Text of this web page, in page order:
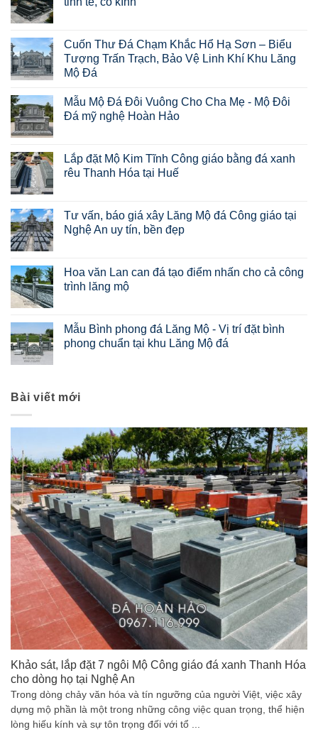
Cuốn Thư Đá Chạm Khắc Hổ Hạ Sơn – Biểu
Tượng Trấn Trạch, Bảo Vệ Linh Khí Khu Lăng
Mộ Đá
Mẫu Mộ Đá Đôi Vuông Cho Cha Mẹ - Mộ Đôi
Đá mỹ nghệ Hoàn Hảo
Lắp đặt Mộ Kim Tĩnh Công giáo bằng đá xanh
rêu Thanh Hóa tại Huế
Tư vấn, báo giá xây Lăng Mộ đá Công giáo tại
Nghệ An uy tín, bền đẹp
Hoa văn Lan can đá tạo điểm nhấn cho cả công
trình lăng mộ
Mẫu Bình phong đá Lăng Mộ - Vị trí đặt bình
phong chuẩn tại khu Lăng Mộ đá
Bài viết mới
Khảo sát, lắp đặt 7 ngôi Mộ Công giáo đá xanh Thanh Hóa
cho dòng họ tại Nghệ An
Trong dòng chảy văn hóa và tín ngưỡng của người Việt, việc xây
dựng mộ phần là một trong những công việc quan trọng, thể hiện
lòng hiếu kính và sự tôn trọng đối với tổ ...